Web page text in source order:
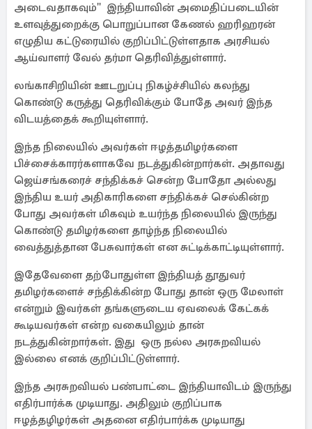
அடைவதாகவும்'' இந்தியாவின் அமைதிப்படையின்
உளவுத்துறைக்கு பொறுப்பான கேணல் ஹரிஹரன்
எழுதிய கட்டுரையில் குறிப்பிட்டுள்ளதாக அரசியல்
ஆய்வாளர் வேல் தர்மா தெரிவித்துள்ளார்.
லங்காசிறியின் ஊடறுப்பு நிகழ்ச்சியில் கலந்து
கொண்டு கருத்து தெரிவிக்கும் போதே அவர் இந்த
விடயத்தைக் கூறியுள்ளார்.
இந்த நிலையில் அவர்கள் ஈழத்தமிழர்களை
பிச்சைக்காரர்களாகவே நடத்துகின்றார்கள். அதாவது
ஜெய்சங்கரைச் சந்திக்கச் சென்ற போதோ அல்லது
இந்திய உயர் அதிகாரிகளை சந்திக்கச் செல்கின்ற
போது அவர்கள் மிகவும் உயர்ந்த நிலையில் இருந்து
கொண்டு தமிழர்களை தாழ்ந்த நிலையில்
வைத்துத்தான பேசுவார்கள் என சுட்டிக்காட்டியுள்ளார்.
இதேவேளை தற்போதுள்ள இந்தியத் தூதுவர்
தமிழர்களைச் சந்திக்கின்ற போது தான் ஒரு மேலாள்
என்றும் இவர்கள் தங்களுடைய ஏவலைக் கேட்கக்
கூடியவர்கள் என்ற வகையிலும் தான்
நடத்துகின்றார்கள். இது ஒரு நல்ல அரசுறவியல்
இல்லை எனக் குறிப்பிட்டுள்ளார்.
இந்த அரசுறவியல் பண்பாட்டை இந்தியாவிடம் இருந்து
எதிர்பார்க்க முடியாது. அதிலும் குறிப்பாக
ஈழத்தழிழர்கள் அதனை எதிர்பார்க்க முடியாது